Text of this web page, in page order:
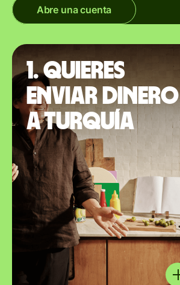
Abre una cuenta
1. Quieres
enviar dinero
a Turquía